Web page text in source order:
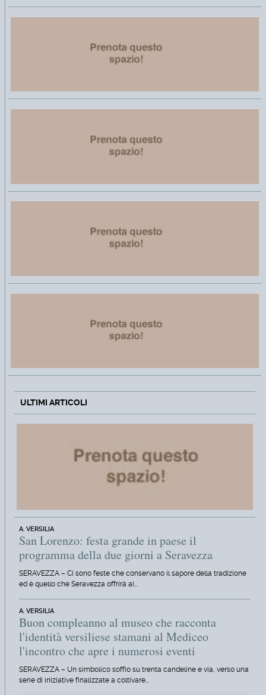
ULTIMI ARTICOLI
A. VERSILIA
San Lorenzo: festa grande in paese il
programma della due giorni a Seravezza
SERAVEZZA – Ci sono feste che conservano il sapore della tradizione
ed è quello che Seravezza offrirà ai…
A. VERSILIA
Buon compleanno al museo che racconta
l'identità versiliese stamani al Mediceo
l'incontro che apre i numerosi eventi
SERAVEZZA – Un simbolico soffio su trenta candeline e via, verso una
serie di iniziative finalizzate a coltivare…